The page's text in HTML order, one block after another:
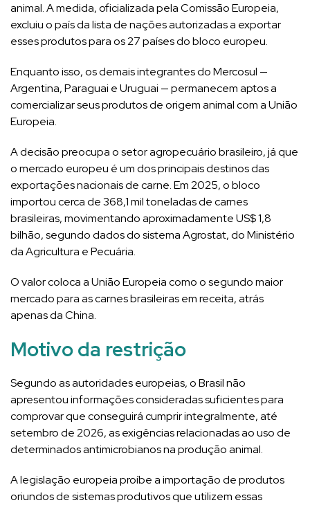
animal. A medida, oficializada pela Comissão Europeia,
excluiu o país da lista de nações autorizadas a exportar
esses produtos para os 27 países do bloco europeu.
Enquanto isso, os demais integrantes do Mercosul —
Argentina, Paraguai e Uruguai — permanecem aptos a
comercializar seus produtos de origem animal com a União
Europeia.
A decisão preocupa o setor agropecuário brasileiro, já que
o mercado europeu é um dos principais destinos das
exportações nacionais de carne. Em 2025, o bloco
importou cerca de 368,1 mil toneladas de carnes
brasileiras, movimentando aproximadamente US$ 1,8
bilhão, segundo dados do sistema Agrostat, do Ministério
da Agricultura e Pecuária.
O valor coloca a União Europeia como o segundo maior
mercado para as carnes brasileiras em receita, atrás
apenas da China.
Motivo da restrição
Segundo as autoridades europeias, o Brasil não
apresentou informações consideradas suficientes para
comprovar que conseguirá cumprir integralmente, até
setembro de 2026, as exigências relacionadas ao uso de
determinados antimicrobianos na produção animal.
A legislação europeia proíbe a importação de produtos
oriundos de sistemas produtivos que utilizem essas